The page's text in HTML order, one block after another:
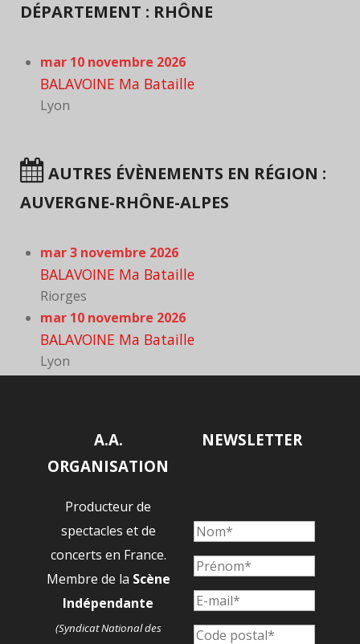
DÉPARTEMENT : RHÔNE
mar 10 novembre 2026
BALAVOINE Ma Bataille
Lyon
AUTRES ÉVÈNEMENTS EN RÉGION :
AUVERGNE-RHÔNE-ALPES
mar 3 novembre 2026
BALAVOINE Ma Bataille
Riorges
mar 10 novembre 2026
BALAVOINE Ma Bataille
Lyon
A.A.
ORGANISATION
Producteur de
spectacles et de
concerts en France.
Membre de la Scène
Indépendante
(Syndicat National des
NEWSLETTER